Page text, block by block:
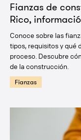
Fianzas de
Rico,
Conoce sobre las
tipos, requisitos y qué
proceso. Descubre
de la construcción.
Fianzas